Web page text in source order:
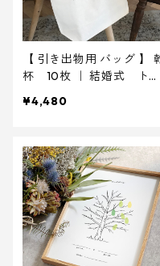
【 引き出物用 バッグ 】
杯 10枚 ｜ 結婚式 トー
¥4,480